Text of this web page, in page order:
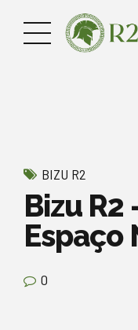
BIZU R2
Bizu
Espaço
0